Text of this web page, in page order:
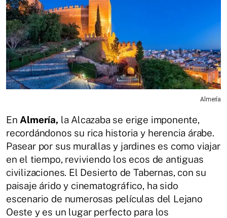
Almería
En Almería, la Alcazaba se erige imponente,
recordándonos su rica historia y herencia árabe.
Pasear por sus murallas y jardines es como viajar
en el tiempo, reviviendo los ecos de antiguas
civilizaciones. El Desierto de Tabernas, con su
paisaje árido y cinematográfico, ha sido
escenario de numerosas películas del Lejano
Oeste y es un lugar perfecto para los